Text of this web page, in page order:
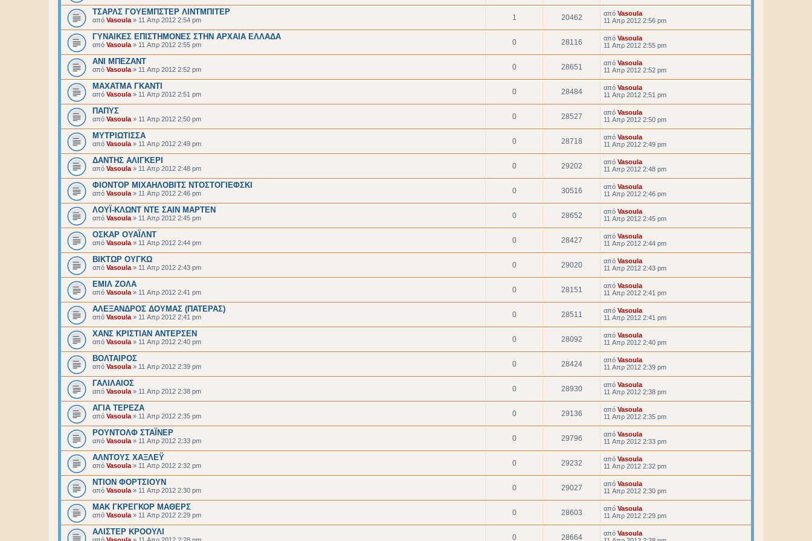
ΤΣΑΡΛΣ ΓΟΥΕΜΠΣΤΕΡ ΛΙΝΤΜΠΙΤΕΡ
από Vasoula » 11 Απρ 2012 2:54 pm 1 20462 από Vasoula
11 Απρ 2012 2:56 pm
ΓΥΝΑΙΚΕΣ ΕΠΙΣΤΗΜΟΝΕΣ ΣΤΗΝ ΑΡΧΑΙΑ ΕΛΛΑΔΑ
από Vasoula » 11 Απρ 2012 2:55 pm 0 28116 από Vasoula
11 Απρ 2012 2:55 pm
ΑΝΙ ΜΠΕΖΑΝΤ
από Vasoula » 11 Απρ 2012 2:52 pm 0 28651 από Vasoula
11 Απρ 2012 2:52 pm
ΜΑΧΑΤΜΑ ΓΚΑΝΤΙ
από Vasoula » 11 Απρ 2012 2:51 pm 0 28484 από Vasoula
11 Απρ 2012 2:51 pm
ΠΑΠΥΣ
από Vasoula » 11 Απρ 2012 2:50 pm 0 28527 από Vasoula
11 Απρ 2012 2:50 pm
ΜΥΤΡΙΩΤΙΣΣΑ
από Vasoula » 11 Απρ 2012 2:49 pm 0 28718 από Vasoula
11 Απρ 2012 2:49 pm
ΔΑΝΤΗΣ ΑΛΙΓΚΕΡΙ
από Vasoula » 11 Απρ 2012 2:48 pm 0 29202 από Vasoula
11 Απρ 2012 2:48 pm
ΦΙΟΝΤΟΡ ΜΙΧΑΗΛΟΒΙΤΣ ΝΤΟΣΤΟΓΙΕΦΣΚΙ
από Vasoula » 11 Απρ 2012 2:46 pm 0 30516 από Vasoula
11 Απρ 2012 2:46 pm
ΛΟΥΪ-ΚΛΩΝΤ ΝΤΕ ΣΑΙΝ ΜΑΡΤΕΝ
από Vasoula » 11 Απρ 2012 2:45 pm 0 28652 από Vasoula
11 Απρ 2012 2:45 pm
ΟΣΚΑΡ ΟΥΑΪΛΝΤ
από Vasoula » 11 Απρ 2012 2:44 pm 0 28427 από Vasoula
11 Απρ 2012 2:44 pm
ΒΙΚΤΩΡ ΟΥΓΚΩ
από Vasoula » 11 Απρ 2012 2:43 pm 0 29020 από Vasoula
11 Απρ 2012 2:43 pm
ΕΜΙΛ ΖΟΛΑ
από Vasoula » 11 Απρ 2012 2:41 pm 0 28151 από Vasoula
11 Απρ 2012 2:41 pm
ΑΛΕΞΑΝΔΡΟΣ ΔΟΥΜΑΣ (ΠΑΤΕΡΑΣ)
από Vasoula » 11 Απρ 2012 2:41 pm 0 28511 από Vasoula
11 Απρ 2012 2:41 pm
ΧΑΝΣ ΚΡΙΣΤΙΑΝ ΑΝΤΕΡΣΕΝ
από Vasoula » 11 Απρ 2012 2:40 pm 0 28092 από Vasoula
11 Απρ 2012 2:40 pm
ΒΟΛΤΑΙΡΟΣ
από Vasoula » 11 Απρ 2012 2:39 pm 0 28424 από Vasoula
11 Απρ 2012 2:39 pm
ΓΑΛΙΛΑΙΟΣ
από Vasoula » 11 Απρ 2012 2:38 pm 0 28930 από Vasoula
11 Απρ 2012 2:38 pm
ΑΓΙΑ ΤΕΡΕΖΑ
από Vasoula » 11 Απρ 2012 2:35 pm 0 29136 από Vasoula
11 Απρ 2012 2:35 pm
ΡΟΥΝΤΟΛΦ ΣΤΑΪΝΕΡ
από Vasoula » 11 Απρ 2012 2:33 pm 0 29796 από Vasoula
11 Απρ 2012 2:33 pm
ΑΛΝΤΟΥΣ ΧΑΞΛΕΫ
από Vasoula » 11 Απρ 2012 2:32 pm 0 29232 από Vasoula
11 Απρ 2012 2:32 pm
ΝΤΙΟΝ ΦΟΡΤΣΙΟΥΝ
από Vasoula » 11 Απρ 2012 2:30 pm 0 29027 από Vasoula
11 Απρ 2012 2:30 pm
ΜΑΚ ΓΚΡΕΓΚΟΡ ΜΑΘΕΡΣ
από Vasoula » 11 Απρ 2012 2:29 pm 0 28603 από Vasoula
11 Απρ 2012 2:29 pm
ΑΛΙΣΤΕΡ ΚΡΟΟΥΛΙ
0 28664 από Vasoula